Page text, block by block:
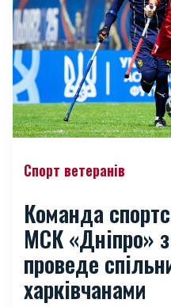
Спорт ветеранів
Команда
МСК «Дніпро»
проведе
харківчанами